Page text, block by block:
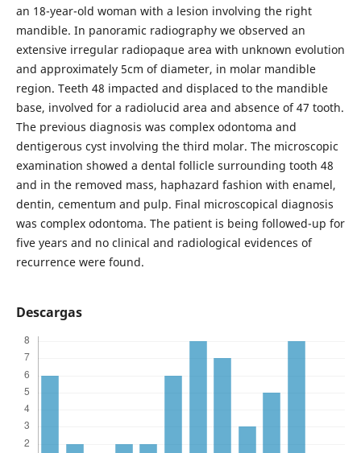
an 18-year-old woman with a lesion involving the right
mandible. In panoramic radiography we observed an
extensive irregular radiopaque area with unknown evolution
and approximately 5cm of diameter, in molar mandible
region. Teeth 48 impacted and displaced to the mandible
base, involved for a radiolucid area and absence of 47 tooth.
The previous diagnosis was complex odontoma and
dentigerous cyst involving the third molar. The microscopic
examination showed a dental follicle surrounding tooth 48
and in the removed mass, haphazard fashion with enamel,
dentin, cementum and pulp. Final microscopical diagnosis
was complex odontoma. The patient is being followed-up for
five years and no clinical and radiological evidences of
recurrence were found.
Descargas